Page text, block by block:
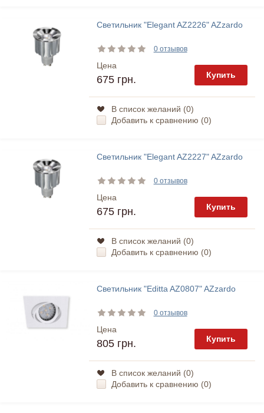
Светильник "Elegant AZ2226" AZzardo
0 отзывов
Цена
675 грн. Купить
В список желаний (0)
Добавить к сравнению (0)
Светильник "Elegant AZ2227" AZzardo
0 отзывов
Цена
675 грн. Купить
В список желаний (0)
Добавить к сравнению (0)
Светильник "Editta AZ0807" AZzardo
0 отзывов
Цена
805 грн. Купить
В список желаний (0)
Добавить к сравнению (0)